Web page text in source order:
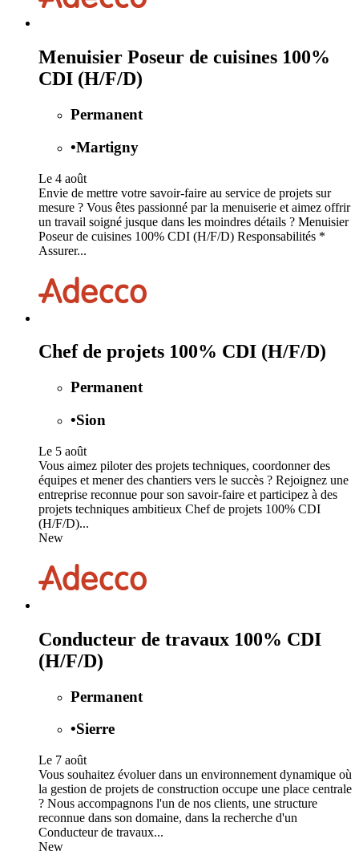
Menuisier Poseur de cuisines 100%
CDI (H/F/D)
Permanent
•Martigny
Le 4 août
Envie de mettre votre savoir-faire au service de projets sur
mesure ? Vous êtes passionné par la menuiserie et aimez offrir
un travail soigné jusque dans les moindres détails ? Menuisier
Poseur de cuisines 100% CDI (H/F/D) Responsabilités *
Assurer...
Chef de projets 100% CDI (H/F/D)
Permanent
•Sion
Le 5 août
Vous aimez piloter des projets techniques, coordonner des
équipes et mener des chantiers vers le succès ? Rejoignez une
entreprise reconnue pour son savoir-faire et participez à des
projets techniques ambitieux Chef de projets 100% CDI
(H/F/D)...
New
Conducteur de travaux 100% CDI
(H/F/D)
Permanent
•Sierre
Le 7 août
Vous souhaitez évoluer dans un environnement dynamique où
la gestion de projets de construction occupe une place centrale
? Nous accompagnons l'un de nos clients, une structure
reconnue dans son domaine, dans la recherche d'un
Conducteur de travaux...
New